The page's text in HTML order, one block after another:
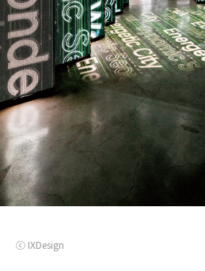
ⓒ IXDesign